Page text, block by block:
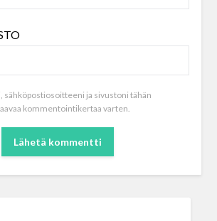
sähköpostiosoitteeni ja sivustoni tähän
kommentointikertaa varten.